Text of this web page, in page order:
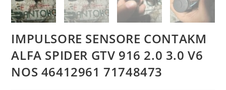
IMPULSORE SENSORE CONTAKM
ALFA SPIDER GTV 916 2.0 3.0 V6
NOS 46412961 71748473